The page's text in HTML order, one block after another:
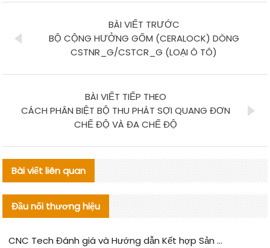
BÀI VIẾT TRƯỚC
BỘ CỘNG HƯỞNG GỐM (CERALOCK) DÒNG
CSTNR_G/CSTCR_G (LOẠI Ô TÔ)
BÀI VIẾT TIẾP THEO
CÁCH PHÂN BIỆT BỘ THU PHÁT SỢI QUANG ĐƠN
CHẾ ĐỘ VÀ ĐA CHẾ ĐỘ
Bài viết liên quan
Đầu nối thương hiệu
CNC Tech Đánh giá và Hướng dẫn Kết hợp Sản xuất Linh kiện Cable Nội địa